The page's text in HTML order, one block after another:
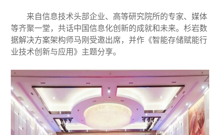
来自信息技术头部企业、高等研究院所的专家、媒体
等齐聚一堂，共话中国信息化创新的成就和未来。杉岩数
据解决方案架构师马刚受邀出席，并作《智能存储赋能行
业技术创新与应用》主题分享。